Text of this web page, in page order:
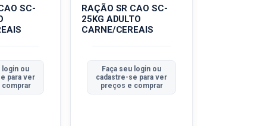
SC-
login ou
para ver
RAÇÃO SR CAO SC-
25KG ADULTO
CARNE/CEREAIS
Faça seu login ou
cadastre-se para ver
preços e comprar